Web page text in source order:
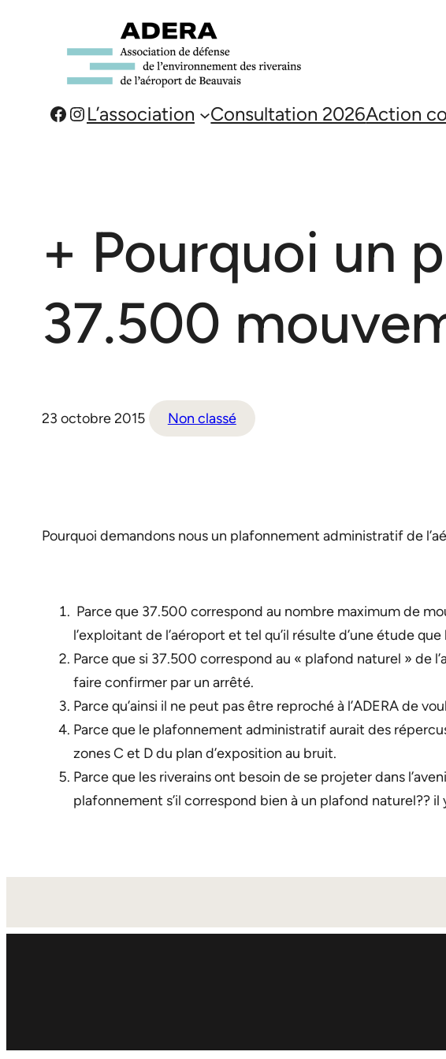
Facebook
Instagram
L’association Consultation 2026Action
+ Pourquoi un
37.500
23 octobre 2015 Non classé
Pourquoi demandons nous un plafonnement administratif de
Parce que 37.500 correspond au nombre maximum de
l’exploitant de l’aéroport et tel qu’il résulte d’une étude
Parce que si 37.500 correspond au « plafond naturel » de
faire confirmer par un arrêté.
Parce qu’ainsi il ne peut pas être reproché à l’ADERA de
Parce que le plafonnement administratif aurait des
zones C et D du plan d’exposition au bruit.
Parce que les riverains ont besoin de se projeter dans
plafonnement s’il correspond bien à un plafond naturel??